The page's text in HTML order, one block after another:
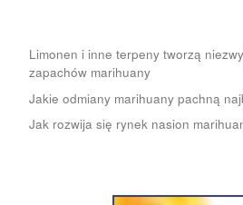
Limonen i inne terpeny tworzą
zapachów marihuany
Jakie odmiany marihuany pachną
Jak rozwija się rynek nasion